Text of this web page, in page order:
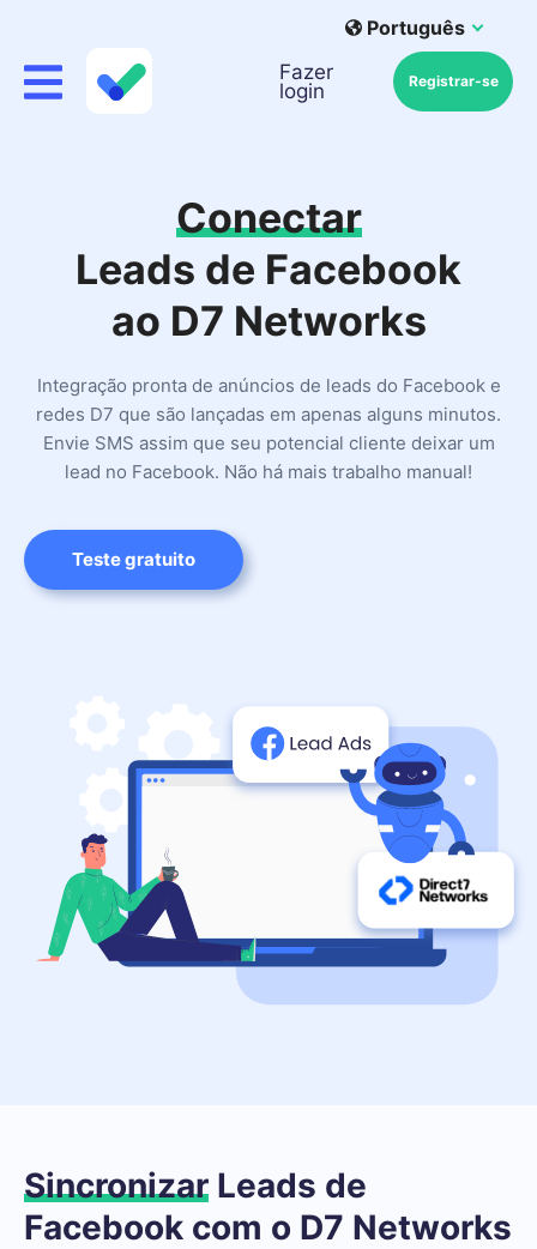
Português
Fazer
login
Registrar-se
Conectar
Leads de Facebook
ao D7 Networks
Integração pronta de anúncios de leads do Facebook e
redes D7 que são lançadas em apenas alguns minutos.
Envie SMS assim que seu potencial cliente deixar um
lead no Facebook. Não há mais trabalho manual!
Teste gratuito
Sincronizar Leads de
Facebook com o D7 Networks